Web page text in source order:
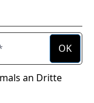
OK
an Dritte